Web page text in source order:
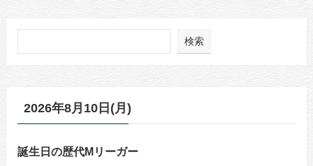
検索
2026年8月10日(月)
誕生日の歴代Mリーガー